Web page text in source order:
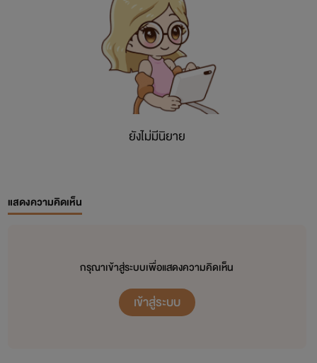
ยังไม่มีนิยาย
แสดงความคิดเห็น
กรุณาเข้าสู่ระบบเพื่อแสดงความคิดเห็น
เข้าสู่ระบบ